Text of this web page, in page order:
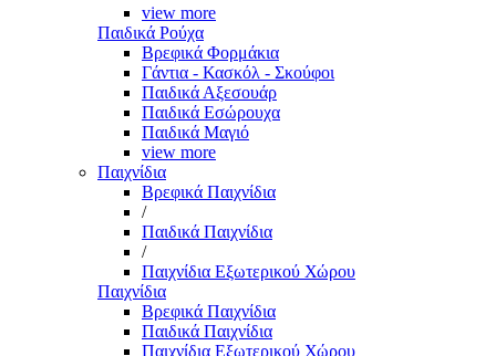
view more
Παιδικά Ρούχα
Βρεφικά Φορμάκια
Γάντια - Κασκόλ - Σκούφοι
Παιδικά Αξεσουάρ
Παιδικά Εσώρουχα
Παιδικά Μαγιό
view more
Παιχνίδια
Βρεφικά Παιχνίδια
/
Παιδικά Παιχνίδια
/
Παιχνίδια Εξωτερικού Χώρου
Παιχνίδια
Βρεφικά Παιχνίδια
Παιδικά Παιχνίδια
Παιχνίδια Εξωτερικού Χώρου